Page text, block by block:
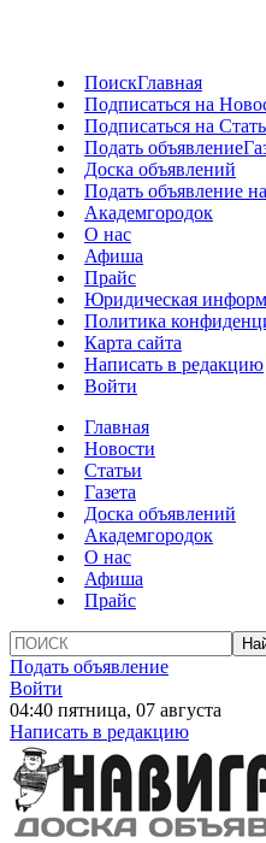
ПоискГлавная
Подписаться на
Подписаться на
Подать объявление
Доска объявлений
Подать объявление
Академгородок
О нас
Афиша
Прайс
Юридическая
Политика
Карта сайта
Написать в редакцию
Войти
Главная
Новости
Статьи
Газета
Доска объявлений
Академгородок
О нас
Афиша
Прайс
Подать объявление
Войти
04:40 пятница, 07 августа
Написать в редакцию